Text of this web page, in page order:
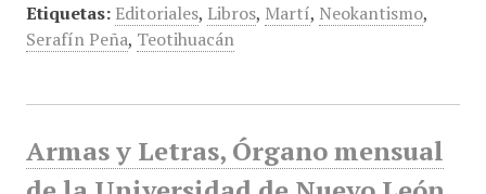
Etiquetas: Editoriales, Libros, Martí, Neokantismo,
Serafín Peña, Teotihuacán
Armas y Letras, Órgano mensual